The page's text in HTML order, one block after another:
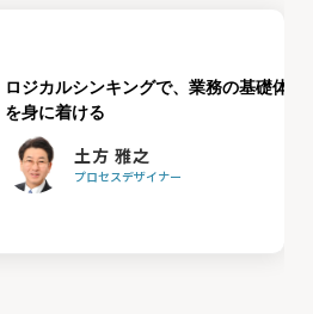
ロジカルシンキングで、業務の基礎体力
を身に着ける
土方 雅之
プロセスデザイナー